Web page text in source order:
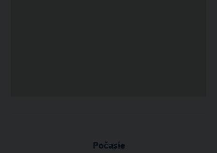
Počasie